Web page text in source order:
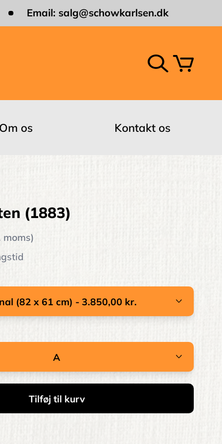
Email: salg@schowkarlsen.dk
os Kontakt os
(1883)
moms)